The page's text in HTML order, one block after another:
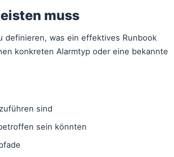
muss
definieren, was ein effektives Runbook
konkreten Alarmtyp oder eine bekannte
sind
sein könnten